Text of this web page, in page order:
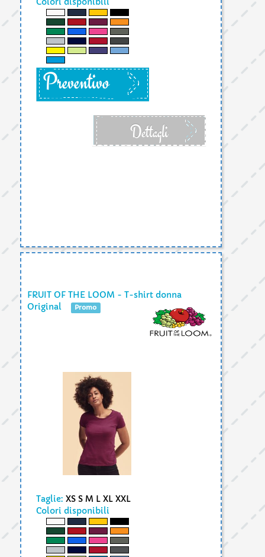
Preventivo
Dettagli
FRUIT OF THE LOOM - T-shirt donna
Original
Promo
Taglie: XS S M L XL XXL
Colori disponibili